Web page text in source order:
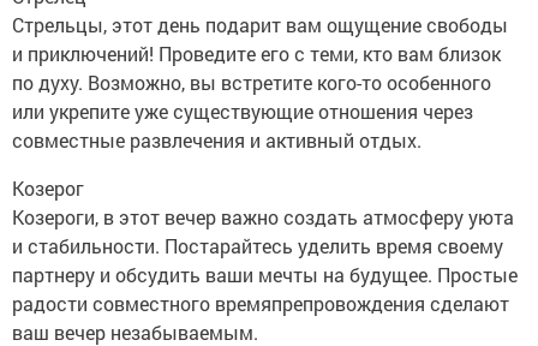
Стрельцы, этот день подарит вам ощущение свободы
и приключений! Проведите его с теми, кто вам близок
по духу. Возможно, вы встретите кого-то особенного
или укрепите уже существующие отношения через
совместные развлечения и активный отдых.
Козерог
Козероги, в этот вечер важно создать атмосферу уюта
и стабильности. Постарайтесь уделить время своему
партнеру и обсудить ваши мечты на будущее. Простые
радости совместного времяпрепровождения сделают
ваш вечер незабываемым.